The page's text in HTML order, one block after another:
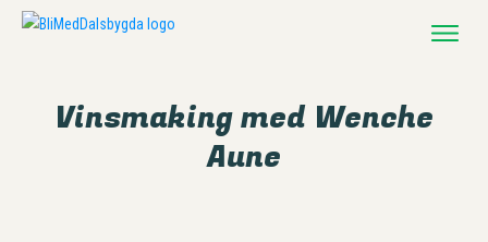
Vinsmaking med Wenche
Aune